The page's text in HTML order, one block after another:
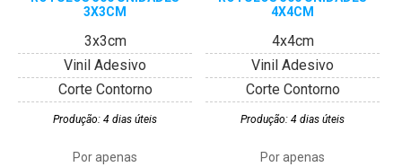
3X3CM
3x3cm
Vinil Adesivo
Corte Contorno
Produção: 4 dias úteis
Por apenas
4X4CM
4x4cm
Vinil Adesivo
Corte Contorno
Produção: 4 dias úteis
Por apenas